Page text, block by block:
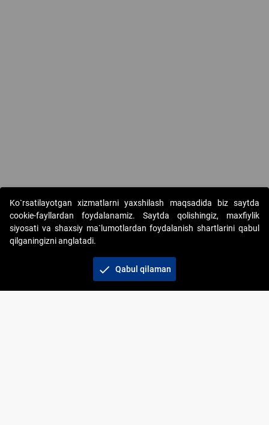
Copyright © 2017-2026. "Elektron onlayn-auksionlarni
tashkil etish" AJ. Barcha huquqlar himoyalangan
Ko`rsatilayotgan xizmatlarni yaxshilash maqsadida biz saytda
cookie-fayllardan foydalanamiz. Saytda qolishingiz, maxfiylik
siyosati va shaxsiy ma`lumotlardan foydalanish shartlarini qabul
qilganingizni anglatadi.
check Qabul qilaman